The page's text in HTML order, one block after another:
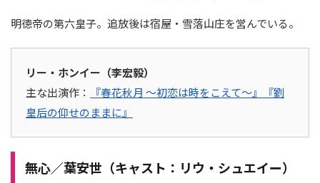
明徳帝の第六皇子。追放後は宿屋・雪落山庄を営んでいる。
リー・ホンイー（李宏毅）
主な出演作：
『春花秋月 ～初恋は時をこえて～』
『劉
皇后の仰せのままに』
無心／葉安世（キャスト：リウ・シュエイー）